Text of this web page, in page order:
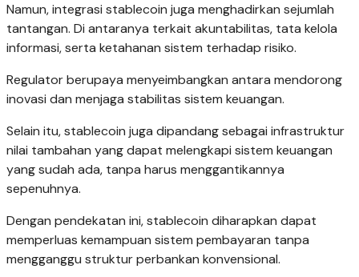
Namun, integrasi stablecoin juga menghadirkan sejumlah
tantangan. Di antaranya terkait akuntabilitas, tata kelola
informasi, serta ketahanan sistem terhadap risiko.
Regulator berupaya menyeimbangkan antara mendorong
inovasi dan menjaga stabilitas sistem keuangan.
Selain itu, stablecoin juga dipandang sebagai infrastruktur
nilai tambahan yang dapat melengkapi sistem keuangan
yang sudah ada, tanpa harus menggantikannya
sepenuhnya.
Dengan pendekatan ini, stablecoin diharapkan dapat
memperluas kemampuan sistem pembayaran tanpa
mengganggu struktur perbankan konvensional.